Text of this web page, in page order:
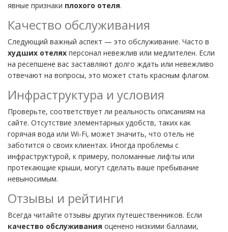
явные признаки плохого отеля.
Качество обслуживания
Следующий важный аспект — это обслуживание. Часто в
худших отелях персонал невежлив или медлителен. Если
на ресепшене вас заставляют долго ждать или невежливо
отвечают на вопросы, это может стать красным флагом.
Инфраструктура и условия
Проверьте, соответствует ли реальность описаниям на
сайте. Отсутствие элементарных удобств, таких как
горячая вода или Wi-Fi, может значить, что отель не
заботится о своих клиентах. Иногда проблемы с
инфраструктурой, к примеру, поломанные лифты или
протекающие крыши, могут сделать ваше пребывание
невыносимым.
Отзывы и рейтинги
Всегда читайте отзывы других путешественников. Если
качество обслуживания оценено низкими баллами,